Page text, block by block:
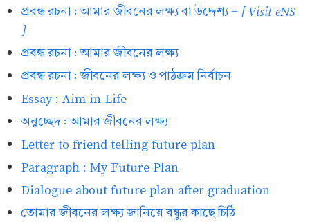
প্রবন্ধ রচনা : আমার জীবনের লক্ষ্য বা উদ্দেশ্য - [ Visit eNS
]
প্রবন্ধ রচনা : আমার জীবনের লক্ষ্য
প্রবন্ধ রচনা : জীবনের লক্ষ্য ও পাঠক্রম নির্বাচন
Essay : Aim in Life
অনুচ্ছেদ : আমার জীবনের লক্ষ্য
Letter to friend telling future plan
Paragraph : My Future Plan
Dialogue about future plan after graduation
তোমার জীবনের লক্ষ্য জানিয়ে বন্ধুর কাছে চিঠি